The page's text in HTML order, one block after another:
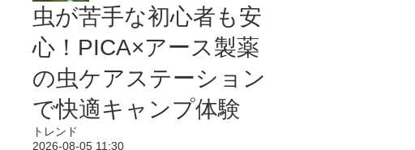
虫が苦手な初心者も安
心！PICA×アース製薬
の虫ケアステーション
で快適キャンプ体験
トレンド
2026-08-05 11:30